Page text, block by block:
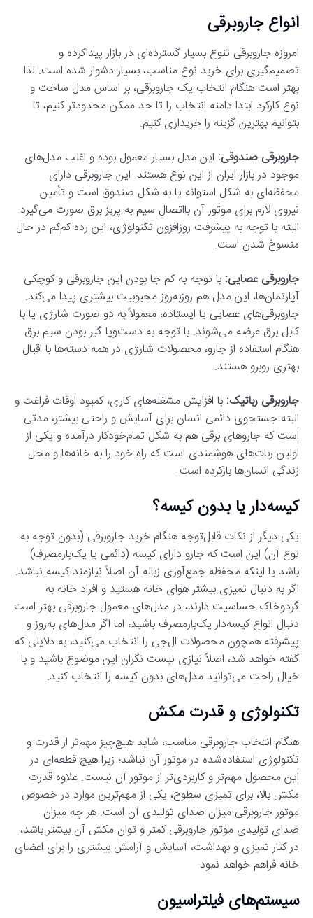
انواع جاروبرقی
امروزه جاروبرقی تنوع بسیار گسترده‌ای در بازار پیداکرده و
تصمیم‌گیری برای خرید نوع مناسب، بسیار دشوار شده است. لذا
بهتر است هنگام انتخاب یک جاروبرقی، بر اساس مدل ساخت و
نوع کارکرد ابتدا دامنه انتخاب را تا حد ممکن محدودتر کنیم، تا
بتوانیم بهترین گزینه را خریداری کنیم.
جاروبرقی صندوقی: این مدل بسیار معمول بوده و اغلب مدل‌های
موجود در بازار ایران از این نوع هستند. این جاروبرقی دارای
محفظه‌ای به شکل استوانه یا به شکل صندوق است و تأمین
نیروی لازم برای موتور آن بااتصال سیم به پریز برق صورت می‌گیرد.
البته با توجه به پیشرفت روزافزون تکنولوژی، این رده کم‌کم در حال
منسوخ شدن است.
جاروبرقی عصایی: با توجه به کم جا بودن این جاروبرقی و کوچکی
آپارتمان‌ها، این مدل هم روزبه‌روز محبوبیت بیشتری پیدا می‌کند.
جاروبرقی‌های عصایی یا ایستاده، معمولاً به دو صورت شارژی یا با
کابل برق عرضه می‌شوند. با توجه به دست‌وپا گیر بودن سیم برق
هنگام استفاده از جارو، محصولات شارژی در همه دسته‌ها با اقبال
بهتری روبرو هستند.
جاروبرقی رباتیک: با افزایش مشغله‌های کاری، کمبود اوقات فراغت و
البته جستجوی دائمی انسان برای آسایش و راحتی بیشتر، مدتی
است که جارو‌های برقی هم به شکل تمام‌خودکار درآمده و یکی از
اولین ربات‌های هوشمندی است که راه خود را به خانه‌ها و محل
زندگی انسان‌ها بازکرده است.
کیسه‌دار یا بدون کیسه؟
یکی دیگر از نکات قابل‌توجه هنگام خرید جاروبرقی (بدون توجه به
نوع آن) این است که جارو دارای کیسه (دائمی یا یک‌بارمصرف)
باشد یا اینکه محفظه جمع‌آوری زباله آن اصلاً نیازمند کیسه نباشد.
اگر به دنبال تمیزی بیشتر هوای خانه هستید و افراد خانه به
گردوخاک حساسیت دارند، در مدل‌های معمول جاروبرقی بهتر است
دنبال انواع کیسه‌دار یک‌بارمصرف باشید، اما اگر مدل‌های به‌روز و
پیشرفته همچون محصولات ال‌جی را انتخاب می‌کنید، به دلایلی که
گفته خواهد شد، اصلاً نیازی نیست نگران این موضوع باشید و با
خیال راحت می‌توانید مدل‌های بدون کیسه را انتخاب کنید.
تکنولوژی و قدرت مکش
هنگام انتخاب جاروبرقی مناسب، شاید هیچ‌چیز مهم‌تر از قدرت و
تکنولوژی استفاده‌شده در موتور آن نباشد؛ زیرا هیچ قطعه‌ای در
این محصول مهم‌تر و کاربردی‌تر از موتور آن نیست. علاوه قدرت
مکش بالا، برای تمیزی سطوح، یکی از مهم‌ترین موارد در خصوص
موتور جاروبرقی میزان صدای تولیدی آن است. هر چه میزان
صدای تولیدی موتور جاروبرقی کمتر و توان مکش آن بیشتر باشد،
در کنار تمیزی و بهداشت، آسایش و آرامش بیشتری را برای اعضای
خانه فراهم خواهد نمود.
سیستم‌های فیلتراسیون